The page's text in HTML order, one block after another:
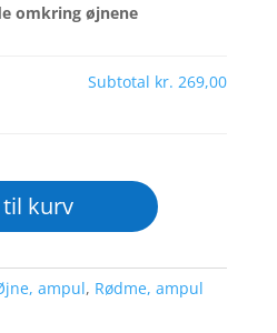
omkring øjnene
Subtotal kr. 269,00
kurv
ampul, Rødme, ampul